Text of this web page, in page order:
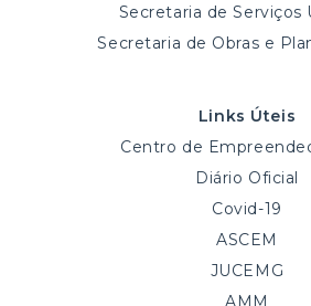
Secretaria de Serviços
Secretaria de Obras e
Links Úteis
Centro de
Diário Oficial
Covid-19
ASCEM
JUCEMG
AMM